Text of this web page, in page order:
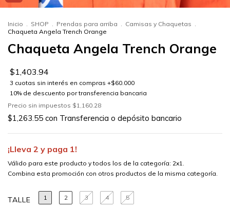
Inicio . SHOP . Prendas para arriba . Camisas y Chaquetas .
Chaqueta Angela Trench Orange
Chaqueta Angela Trench Orange
$1,403.94
Precio sin impuestos $1,160.28
$1,263.55 con Transferencia o depósito bancario
¡Lleva 2 y paga 1!
Válido para este producto y todos los de la categoría: 2x1.
Combina esta promoción con otros productos de la misma categoría.
TALLE 1 2 3 4 5